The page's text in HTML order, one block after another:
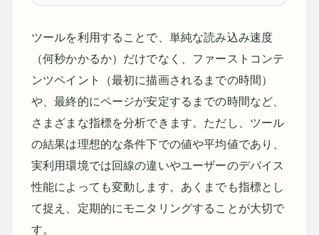
ツールを利用することで、単純な読み込み速度
（何秒かかるか）だけでなく、ファーストコンテ
ンツペイント（最初に描画されるまでの時間）
や、最終的にページが安定するまでの時間など、
さまざまな指標を分析できます。ただし、ツール
の結果は理想的な条件下での値や平均値であり、
実利用環境では回線の違いやユーザーのデバイス
性能によっても変動します。あくまでも指標とし
て捉え、定期的にモニタリングすることが大切で
す。